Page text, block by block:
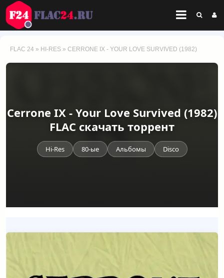
FLAC 24 » HI-RES » CERRONE IX - YOUR LOVE SURVIVED (1982)
Cerrone IX - Your Love Survived (1982)
FLAC скачать торрент
Hi-Res 80-ые Альбомы Disco